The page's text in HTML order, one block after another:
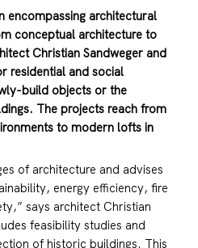
encompassing architectural
conceptual architecture to
Christian Sandweger and
residential and social
build objects or the
The projects reach from
to modern lofts in
of architecture and advises
energy efficiency, fire
says architect Christian
feasibility studies and
of historic buildings. This